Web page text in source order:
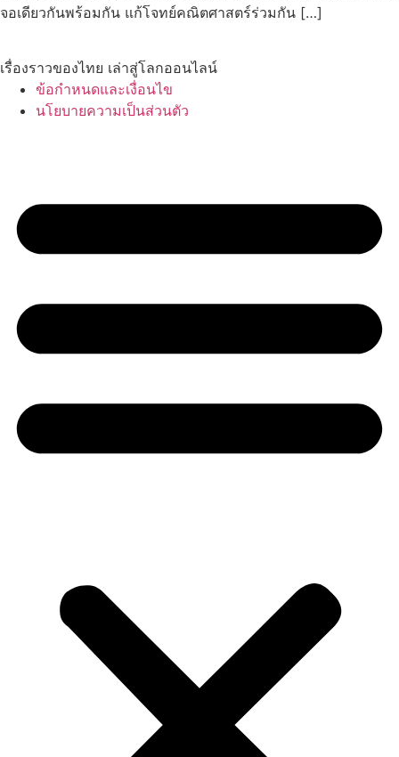
จอเดียวกันพร้อมกัน แก้โจทย์คณิตศาสตร์ร่วมกัน […]
เรื่องราวของไทย เล่าสู่โลกออนไลน์
ข้อกำหนดและเงื่อนไข
นโยบายความเป็นส่วนตัว